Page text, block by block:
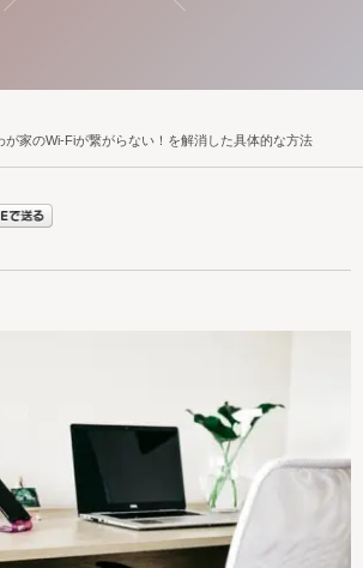
が家のWi-Fiが繋がらない！を解消した具体的な方法